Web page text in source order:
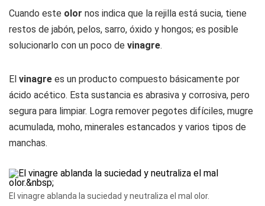
Cuando este olor nos indica que la rejilla está sucia, tiene
restos de jabón, pelos, sarro, óxido y hongos; es posible
solucionarlo con un poco de vinagre.
El vinagre es un producto compuesto básicamente por
ácido acético. Esta sustancia es abrasiva y corrosiva, pero
segura para limpiar. Logra remover pegotes difíciles, mugre
acumulada, moho, minerales estancados y varios tipos de
manchas.
El vinagre ablanda la suciedad y neutraliza el mal olor.